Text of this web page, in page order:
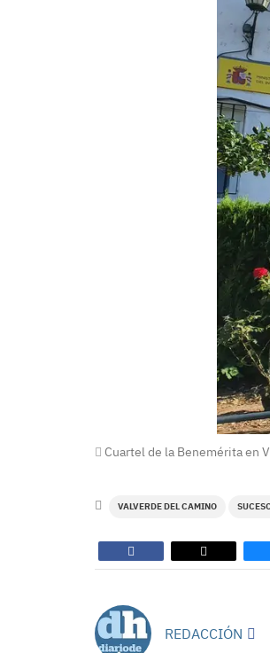
Cuartel de la Benemérita en
VALVERDE DEL CAMINO
REDACCIÓN